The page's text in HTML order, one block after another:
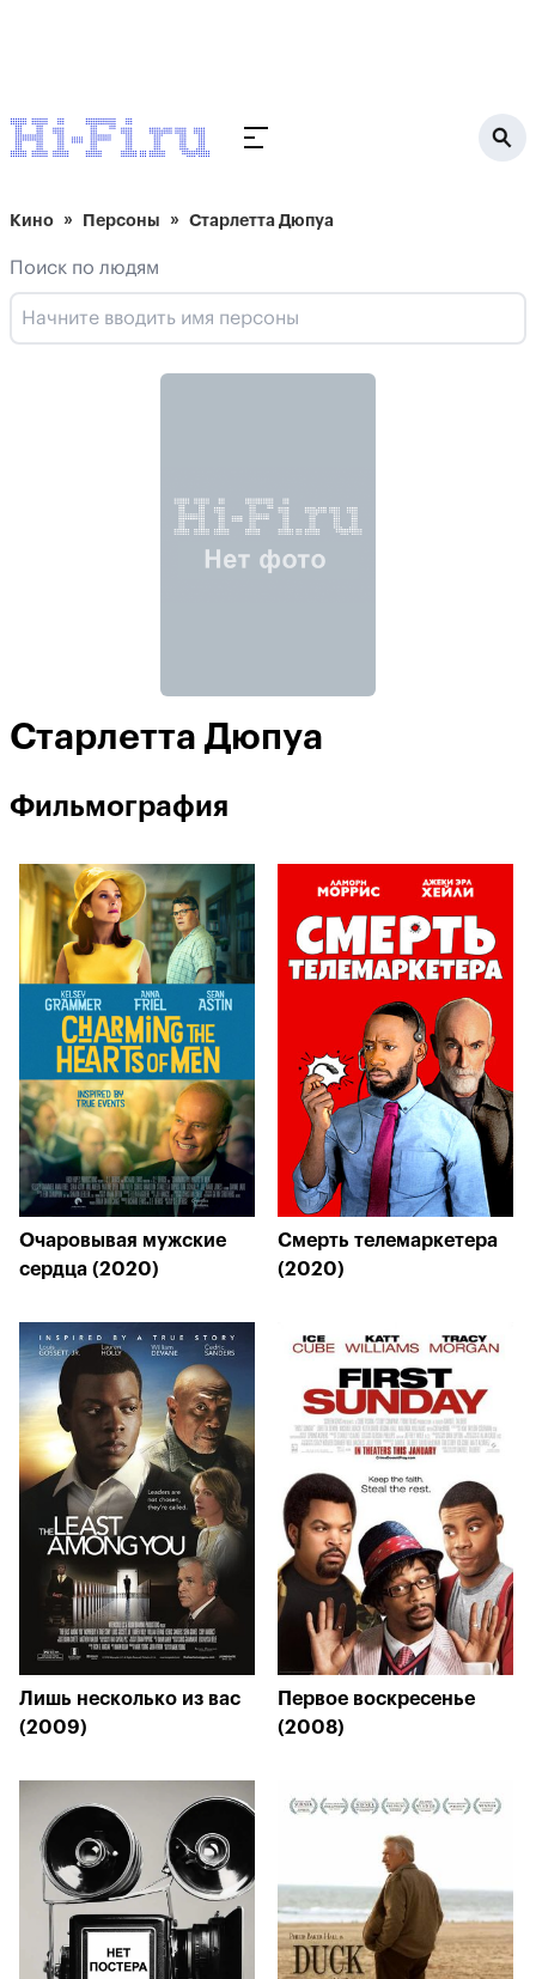
Кино Персоны Старлетта Дюпуа
Поиск по людям
Старлетта Дюпуа
Фильмография
Очаровывая мужские
сердца (2020)
Смерть телемаркетера
(2020)
Лишь несколько из вас
(2009)
Первое воскресенье
(2008)